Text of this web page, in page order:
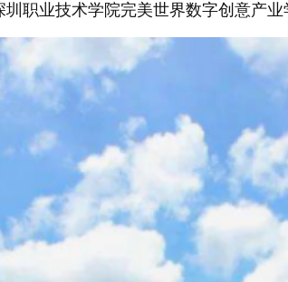
职业技术学院完美世界数字创意产业